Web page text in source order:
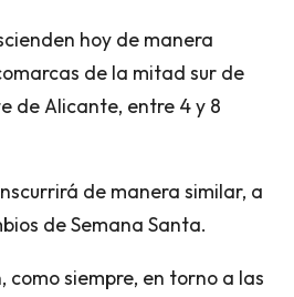
hoy de manera
de la mitad sur de
de Alicante, entre 4 y 8
de manera similar, a
de Semana Santa.
siempre, en torno a las